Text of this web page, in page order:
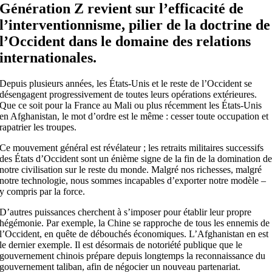
Génération Z revient sur l’efficacité de
l’interventionnisme, pilier de la doctrine de
l’Occident dans le domaine des relations
internationales.
Depuis plusieurs années, les États-Unis et le reste de l’Occident se
désengagent progressivement de toutes leurs opérations extérieures.
Que ce soit pour la France au Mali ou plus récemment les États-Unis
en Afghanistan, le mot d’ordre est le même : cesser toute occupation et
rapatrier les troupes.
Ce mouvement général est révélateur ; les retraits militaires successifs
des États d’Occident sont un énième signe de la fin de la domination de
notre civilisation sur le reste du monde. Malgré nos richesses, malgré
notre technologie, nous sommes incapables d’exporter notre modèle –
y compris par la force.
D’autres puissances cherchent à s’imposer pour établir leur propre
hégémonie. Par exemple, la Chine se rapproche de tous les ennemis de
l’Occident, en quête de débouchés économiques. L’Afghanistan en est
le dernier exemple. Il est désormais de notoriété publique que le
gouvernement chinois prépare depuis longtemps la reconnaissance du
gouvernement taliban, afin de négocier un nouveau partenariat.